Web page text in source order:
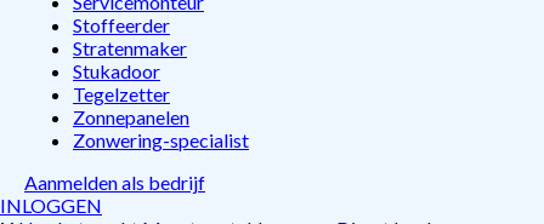
Stoffeerder
Stratenmaker
Stukadoor
Tegelzetter
Zonnepanelen
Zonwering-specialist
Aanmelden als bedrijf
INLOGGEN